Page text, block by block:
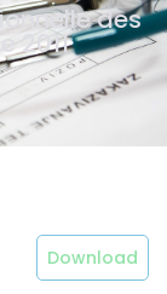
des
2011
Download